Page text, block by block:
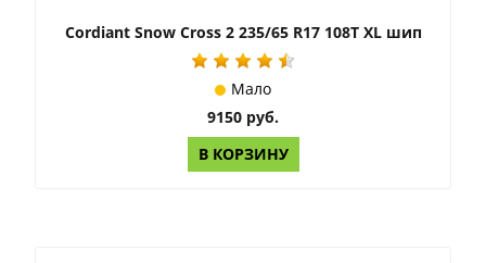
Cordiant Snow Cross 2 235/65 R17 108T XL шип
Мало
9150 руб.
В КОРЗИНУ